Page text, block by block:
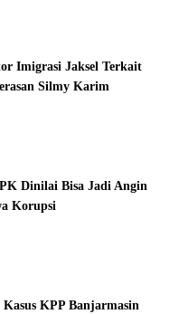
Imigrasi Jaksel Terkait
Silmy Karim
Dinilai Bisa Jadi Angin
Korupsi
KPP Banjarmasin